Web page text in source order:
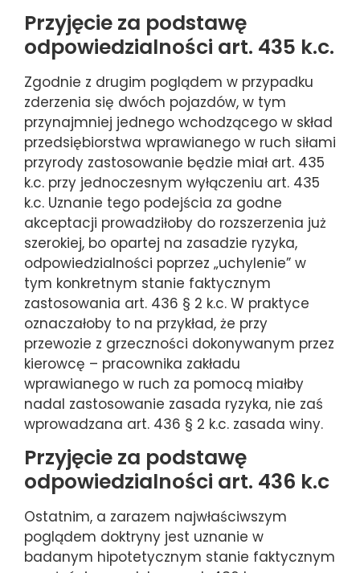
Przyjęcie za podstawę
odpowiedzialności art. 435 k.c.
Zgodnie z drugim poglądem w przypadku
zderzenia się dwóch pojazdów, w tym
przynajmniej jednego wchodzącego w skład
przedsiębiorstwa wprawianego w ruch siłami
przyrody zastosowanie będzie miał art. 435
k.c. przy jednoczesnym wyłączeniu art. 435
k.c. Uznanie tego podejścia za godne
akceptacji prowadziłoby do rozszerzenia już
szerokiej, bo opartej na zasadzie ryzyka,
odpowiedzialności poprzez „uchylenie” w
tym konkretnym stanie faktycznym
zastosowania art. 436 § 2 k.c. W praktyce
oznaczałoby to na przykład, że przy
przewozie z grzeczności dokonywanym przez
kierowcę – pracownika zakładu
wprawianego w ruch za pomocą miałby
nadal zastosowanie zasada ryzyka, nie zaś
wprowadzana art. 436 § 2 k.c. zasada winy.
Przyjęcie za podstawę
odpowiedzialności art. 436 k.c
Ostatnim, a zarazem najwłaściwszym
poglądem doktryny jest uznanie w
badanym hipotetycznym stanie faktycznym